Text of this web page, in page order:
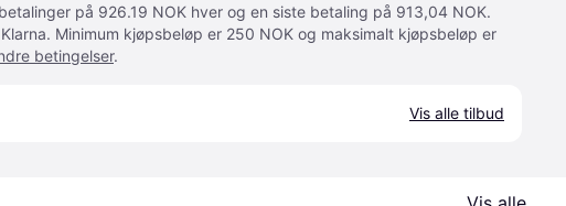
på 926.19 NOK hver og en siste betaling på 913,04 NOK.
Minimum kjøpsbeløp er 250 NOK og maksimalt kjøpsbeløp er
betingelser.
Vis alle tilbud